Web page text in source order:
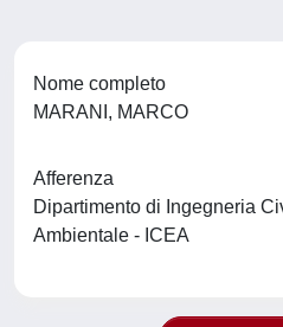
Nome completo
MARANI, MARCO
Afferenza
Dipartimento di Ingegneria
Ambientale - ICEA